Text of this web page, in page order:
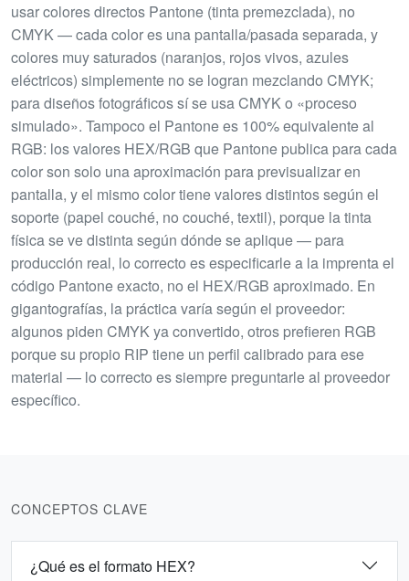
usar colores directos Pantone (tinta premezclada), no
CMYK — cada color es una pantalla/pasada separada, y
colores muy saturados (naranjos, rojos vivos, azules
eléctricos) simplemente no se logran mezclando CMYK;
para diseños fotográficos sí se usa CMYK o «proceso
simulado». Tampoco el Pantone es 100% equivalente al
RGB: los valores HEX/RGB que Pantone publica para cada
color son solo una aproximación para previsualizar en
pantalla, y el mismo color tiene valores distintos según el
soporte (papel couché, no couché, textil), porque la tinta
física se ve distinta según dónde se aplique — para
producción real, lo correcto es especificarle a la imprenta el
código Pantone exacto, no el HEX/RGB aproximado. En
gigantografías, la práctica varía según el proveedor:
algunos piden CMYK ya convertido, otros prefieren RGB
porque su propio RIP tiene un perfil calibrado para ese
material — lo correcto es siempre preguntarle al proveedor
específico.
CONCEPTOS CLAVE
¿Qué es el formato HEX?